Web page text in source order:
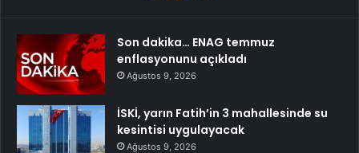
Son dakika… ENAG temmuz
enflasyonunu açıkladı
Ağustos 9, 2026
İSKİ, yarın Fatih’in 3 mahallesinde su
kesintisi uygulayacak
Ağustos 9, 2026